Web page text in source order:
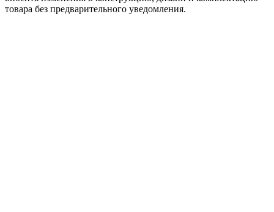
товара без предварительного уведомления.